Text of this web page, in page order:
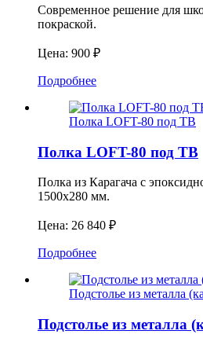
Современное решение для
покраской.
Цена: 900 ₽
Подробнее
Полка LOFT-80 под ТВ
Полка LOFT-80 под ТВ
Полка из Карагача с
1500х280 мм.
Цена: 26 840 ₽
Подробнее
Подстолье из металла
Подстолье из металла